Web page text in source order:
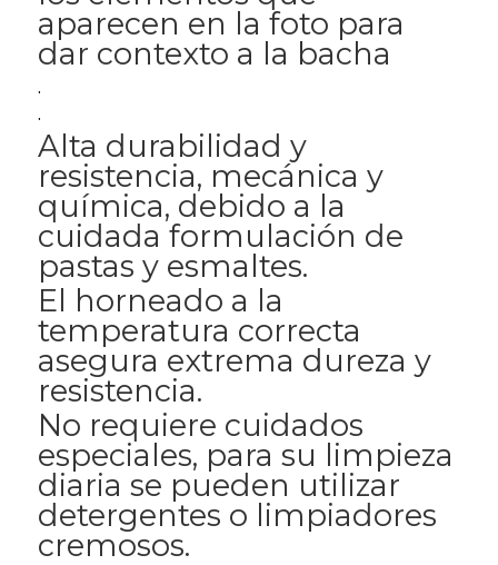
aparecen en la foto para
dar contexto a la bacha
.
.
Alta durabilidad y
resistencia, mecánica y
química, debido a la
cuidada formulación de
pastas y esmaltes.
El horneado a la
temperatura correcta
asegura extrema dureza y
resistencia.
No requiere cuidados
especiales, para su limpieza
diaria se pueden utilizar
detergentes o limpiadores
cremosos.